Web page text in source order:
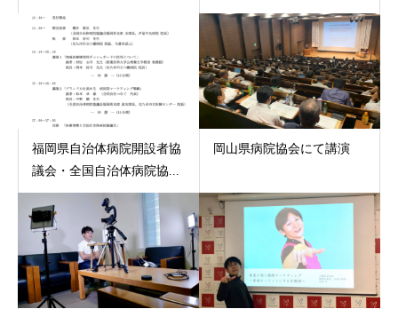
福岡県自治体病院開設者協
議会・全国自治体病院協...
岡山県病院協会にて講演